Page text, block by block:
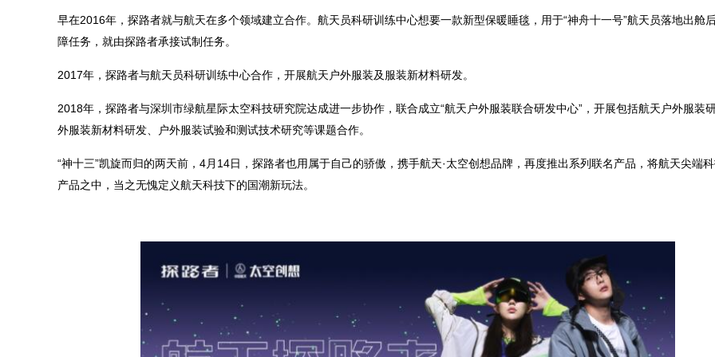
早在2016年，探路者就与航天在多个领域建立合作。航天员科研训练中心想要一款新型保暖睡毯，用于“神舟十一号”航天员落地出舱
障任务，就由探路者承接试制任务。
2017年，探路者与航天员科研训练中心合作，开展航天户外服装及服装新材料研发。
2018年，探路者与深圳市绿航星际太空科技研究院达成进一步协作，联合成立“航天户外服装联合研发中心”，开展包括航天户外服装
外服装新材料研发、户外服装试验和测试技术研究等课题合作。
“神十三”凯旋而归的两天前，4月14日，探路者也用属于自己的骄傲，携手航天·太空创想品牌，再度推出系列联名产品，将航天尖端科
产品之中，当之无愧定义航天科技下的国潮新玩法。